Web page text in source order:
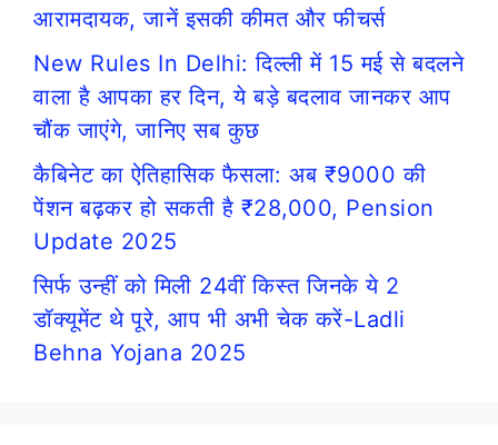
आरामदायक, जानें इसकी कीमत और फीचर्स
New Rules In Delhi: दिल्ली में 15 मई से बदलने
वाला है आपका हर दिन, ये बड़े बदलाव जानकर आप
चौंक जाएंगे, जानिए सब कुछ
कैबिनेट का ऐतिहासिक फैसला: अब ₹9000 की
पेंशन बढ़कर हो सकती है ₹28,000, Pension
Update 2025
सिर्फ उन्हीं को मिली 24वीं किस्त जिनके ये 2
डॉक्यूमेंट थे पूरे, आप भी अभी चेक करें-Ladli
Behna Yojana 2025